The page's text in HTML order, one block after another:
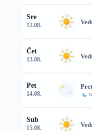
Sre
12.08.
Čet
13.08.
Pet
14.08.
Sub
15.08.